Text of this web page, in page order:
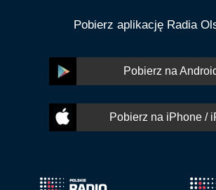
Pobierz aplikację Radia
Pobierz na
Pobierz na iPhone /